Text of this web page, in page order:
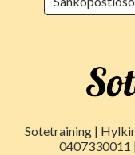
Sotetraining |
0407330011